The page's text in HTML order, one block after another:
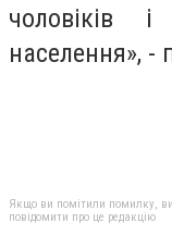
чоловіків
населення», -
Якщо ви помітили помилку,
повідомити про це редакцію